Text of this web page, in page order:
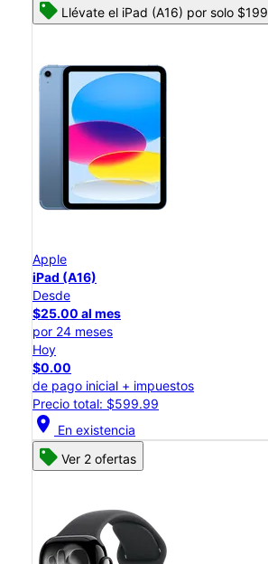
Llévate el iPad (A16) por solo $199
Apple
iPad (A16)
Desde
$25.00 al mes
por 24 meses
Hoy
$0.00
de pago inicial + impuestos
Precio total: $599.99
location_on En existencia
Ver 2 ofertas